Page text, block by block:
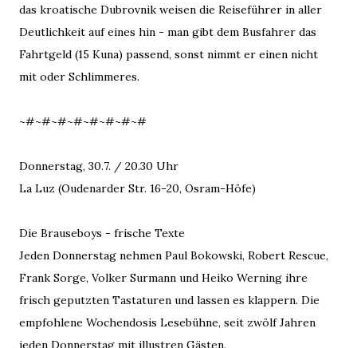
das kroatische Dubrovnik weisen die Reiseführer in aller
Deutlichkeit auf eines hin - man gibt dem Busfahrer das
Fahrtgeld (15 Kuna) passend, sonst nimmt er einen nicht
mit oder Schlimmeres.
~#~#~#~#~#~#~#~#
Donnerstag, 30.7. / 20.30 Uhr
La Luz (Oudenarder Str. 16-20, Osram-Höfe)
Die Brauseboys - frische Texte
Jeden Donnerstag nehmen Paul Bokowski, Robert Rescue,
Frank Sorge, Volker Surmann und Heiko Werning ihre
frisch geputzten Tastaturen und lassen es klappern. Die
empfohlene Wochendosis Lesebühne, seit zwölf Jahren
jeden Donnerstag mit illustren Gästen.